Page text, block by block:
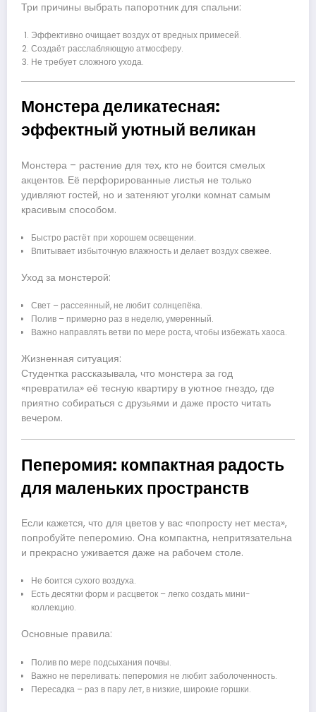
Три причины выбрать папоротник для спальни:
Эффективно очищает воздух от вредных примесей.
Создаёт расслабляющую атмосферу.
Не требует сложного ухода.
Монстера деликатесная:
эффектный уютный великан
Монстера – растение для тех, кто не боится смелых
акцентов. Её перфорированные листья не только
удивляют гостей, но и затеняют уголки комнат самым
красивым способом.
Быстро растёт при хорошем освещении.
Впитывает избыточную влажность и делает воздух свежее.
Уход за монстерой:
Свет – рассеянный, не любит солнцепёка.
Полив – примерно раз в неделю, умеренный.
Важно направлять ветви по мере роста, чтобы избежать хаоса.
Жизненная ситуация:
Студентка рассказывала, что монстера за год
«превратила» её тесную квартиру в уютное гнездо, где
приятно собираться с друзьями и даже просто читать
вечером.
Пеперомия: компактная радость
для маленьких пространств
Если кажется, что для цветов у вас «попросту нет места»,
попробуйте пеперомию. Она компактна, непритязательна
и прекрасно уживается даже на рабочем столе.
Не боится сухого воздуха.
Есть десятки форм и расцветок – легко создать мини-
коллекцию.
Основные правила:
Полив по мере подсыхания почвы.
Важно не переливать: пеперомия не любит заболоченность.
Пересадка – раз в пару лет, в низкие, широкие горшки.